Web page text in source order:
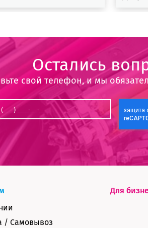
Остались
свой телефон, и мы
/ Самовывоз
Для